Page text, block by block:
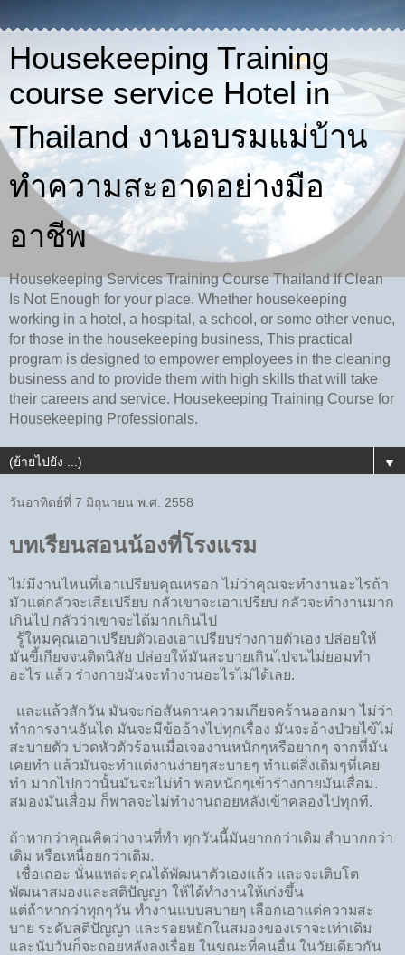
Housekeeping Training
course service Hotel in
Thailand งานอบรมแม่บ้าน
ทำความสะอาดอย่างมือ
อาชีพ
Housekeeping Services Training Course Thailand If Clean
Is Not Enough for your place. Whether housekeeping
working in a hotel, a hospital, a school, or some other venue,
for those in the housekeeping business, This practical
program is designed to empower employees in the cleaning
business and to provide them with high skills that will take
their careers and service. Housekeeping Training Course for
Housekeeping Professionals.
▼
วันอาทิตย์ที่ 7 มิถุนายน พ.ศ. 2558
บทเรียนสอนน้องที่โรงแรม
ไม่มีงานไหนที่เอาเปรียบคุณหรอก ไม่ว่าคุณจะทำงานอะไรถ้า
มัวแต่กลัวจะเสียเปรียบ กลัวเขาจะเอาเปรียบ กลัวจะทำงานมาก
เกินไป กลัวว่าเขาจะได้มากเกินไป
รู้ใหมคุณเอาเปรียบตัวเองเอาเปรียบร่างกายตัวเอง ปล่อยให้
มันขี้เกียจจนติดนิสัย ปล่อยให้มันสะบายเกินไปจนไม่ยอมทำ
อะไร แล้ว ร่างกายมันจะทำงานอะไรไม่ได้เลย.
และแล้วสักวัน มันจะก่อสันดานความเกียจคร้านออกมา ไม่ว่า
ทำการงานอันได มันจะมีข้ออ้างไปทุกเรื่อง มันจะอ้างป่วยไข้ไม่
สะบายตัว ปวดหัวตัวร้อนเมื่อเจองานหนักๆหรือยากๆ จากที่มัน
เคยทำ แล้วมันจะทำแต่งานง่ายๆสะบายๆ ทำแต่สิ่งเดิมๆที่เคย
ทำ มากไปกว่านั้นมันจะไม่ทำ พอหนักๆเข้าร่างกายมันเสื่อม.
สมองมันเสื่อม ก็พาลจะไม่ทำงานถอยหลังเข้าคลองไปทุกที.
ถ้าหากว่าคุณคิดว่างานที่ทำ ทุกวันนี้มันยากกว่าเดิม ลำบากกว่า
เดิม หรือเหนื่อยกว่าเดิม.
เชื่อเถอะ นั่นแหล่ะคุณได้พัฒนาตัวเองแล้ว และจะเติบโต
พัฒนาสมองและสติปัญญา ให้ได้ทำงานให้เก่งขึ้น
แต่ถ้าหากว่าทุกๆวัน ทำงานแบบสบายๆ เลือกเอาแต่ความสะ
บาย ระดับสติปัญญา และรอยหยักในสมองของเราจะเท่าเดิม
และนับวันก็จะถอยหลังลงเรื่อย ในขณะที่คนอื่น ในวัยเดียวกัน